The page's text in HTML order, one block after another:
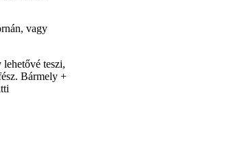
vagy
teszi,
Bármely +